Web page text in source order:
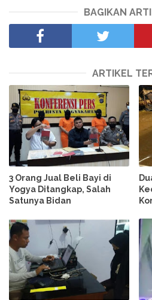
BAGIKAN
ARTIKEL
3 Orang Jual Beli Bayi di
Yogya Ditangkap, Salah
Satunya Bidan